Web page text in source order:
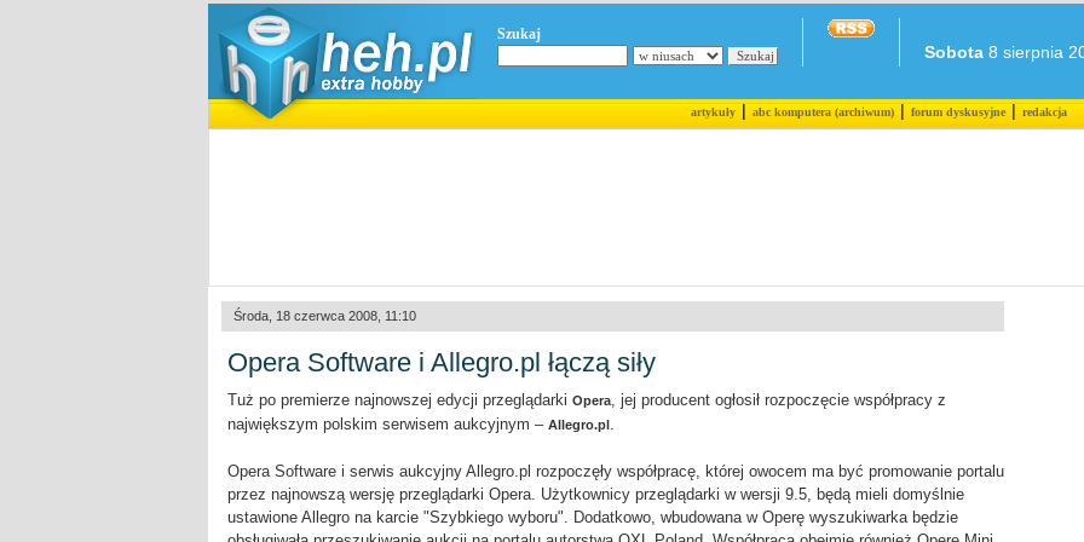
Szukaj
Sobota 8 sierpnia
artykuły|abc komputera (archiwum)|forum dyskusyjne|redakcja
Środa, 18 czerwca 2008, 11:10
Opera Software i Allegro.pl łączą siły
Tuż po premierze najnowszej edycji przeglądarki Opera, jej producent ogłosił rozpoczęcie współpracy z
największym polskim serwisem aukcyjnym – Allegro.pl.
Opera Software i serwis aukcyjny Allegro.pl rozpoczęły współpracę, której owocem ma być promowanie portalu
przez najnowszą wersję przeglądarki Opera. Użytkownicy przeglądarki w wersji 9.5, będą mieli domyślnie
ustawione Allegro na karcie "Szybkiego wyboru". Dodatkowo, wbudowana w Operę wyszukiwarka będzie